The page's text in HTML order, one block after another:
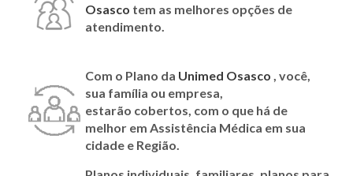
Osasco tem as melhores opções de
atendimento.
Com o Plano da Unimed Osasco , você,
sua família ou empresa,
estarão cobertos, com o que há de
melhor em Assistência Médica em sua
cidade e Região.